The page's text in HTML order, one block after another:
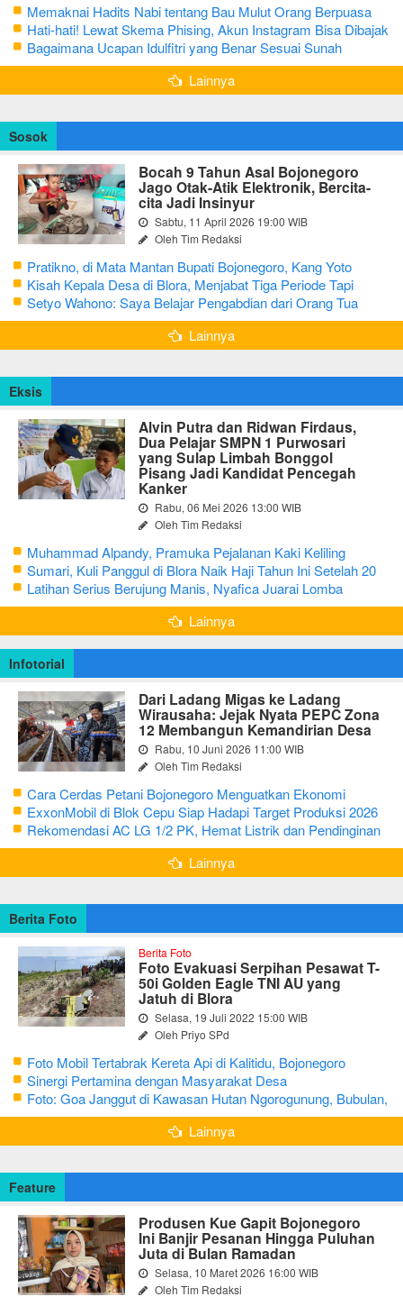
Memaknai Hadits Nabi tentang Bau Mulut Orang Berpuasa
Secara Bijak Agar Tidak Menggangu
Hati-hati! Lewat Skema Phising, Akun Instagram Bisa Dibajak
Kurang dari 3 Menit
Bagaimana Ucapan Idulfitri yang Benar Sesuai Sunah
Rasulullah
Lainnya
Sosok
Bocah 9 Tahun Asal Bojonegoro
Jago Otak-Atik Elektronik, Bercita-
cita Jadi Insinyur
Sabtu, 11 April 2026 19:00 WIB
Oleh Tim Redaksi
Pratikno, di Mata Mantan Bupati Bojonegoro, Kang Yoto
Kisah Kepala Desa di Blora, Menjabat Tiga Periode Tapi
Masih Hidup Sederhana
Setyo Wahono: Saya Belajar Pengabdian dari Orang Tua
Lainnya
Eksis
Alvin Putra dan Ridwan Firdaus,
Dua Pelajar SMPN 1 Purwosari
yang Sulap Limbah Bonggol
Pisang Jadi Kandidat Pencegah
Kanker
Rabu, 06 Mei 2026 13:00 WIB
Oleh Tim Redaksi
Muhammad Alpandy, Pramuka Pejalanan Kaki Keliling
Nusantara dengan Misi Literasi Budaya
Sumari, Kuli Panggul di Blora Naik Haji Tahun Ini Setelah 20
Tahun Sisihkan Uang Receh
Latihan Serius Berujung Manis, Nyafica Juarai Lomba
Bertutur tentang Nilai Hidup Orang Samin
Lainnya
Infotorial
Dari Ladang Migas ke Ladang
Wirausaha: Jejak Nyata PEPC Zona
12 Membangun Kemandirian Desa
Rabu, 10 Juni 2026 11:00 WIB
Oleh Tim Redaksi
Cara Cerdas Petani Bojonegoro Menguatkan Ekonomi
Keluarga
ExxonMobil di Blok Cepu Siap Hadapi Target Produksi 2026
Rekomendasi AC LG 1/2 PK, Hemat Listrik dan Pendinginan
Maksimal
Lainnya
Berita Foto
Berita Foto
Foto Evakuasi Serpihan Pesawat T-
50i Golden Eagle TNI AU yang
Jatuh di Blora
Selasa, 19 Juli 2022 15:00 WIB
Oleh Priyo SPd
Foto Mobil Tertabrak Kereta Api di Kalitidu, Bojonegoro
Sinergi Pertamina dengan Masyarakat Desa
Foto: Goa Janggut di Kawasan Hutan Ngorogunung, Bubulan,
Bojonegoro
Lainnya
Feature
Produsen Kue Gapit Bojonegoro
Ini Banjir Pesanan Hingga Puluhan
Juta di Bulan Ramadan
Selasa, 10 Maret 2026 16:00 WIB
Oleh Tim Redaksi